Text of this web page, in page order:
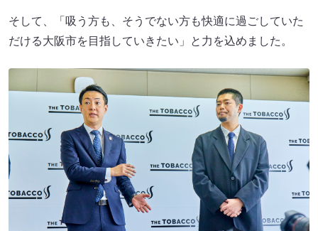
そして、「吸う方も、そうでない方も快適に過ごしていた
だける大阪市を目指していきたい」と力を込めました。